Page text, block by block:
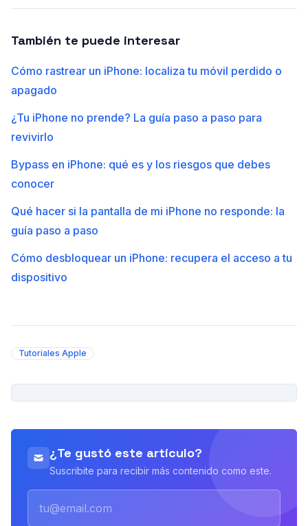
También te puede interesar
Cómo rastrear un iPhone: localiza tu móvil perdido o
apagado
¿Tu iPhone no prende? La guía paso a paso para
revivirlo
Bypass en iPhone: qué es y los riesgos que debes
conocer
Qué hacer si la pantalla de mi iPhone no responde: la
guía paso a paso
Cómo desbloquear un iPhone: recupera el acceso a tu
dispositivo
Tutoriales Apple
¿Te gustó este artículo?
Suscribite para recibir más contenido como este.